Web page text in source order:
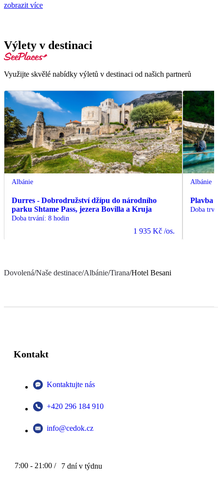
zobrazit více
Výlety v destinaci
Využijte skvělé nabídky výletů v destinaci od našich partnerů
Albánie
Durres - Dobrodružství džípu do národního
parku Shtame Pass, jezera Bovilla a Kruja
Doba trvání: 8 hodin
1 935 Kč /os.
Albánie
Plavba
Doba
Dovolená/Naše destinace/Albánie/Tirana/Hotel Besani
Kontakt
Kontaktujte nás
+420 296 184 910
info@cedok.cz
7:00 - 21:00 / 7 dní v týdnu